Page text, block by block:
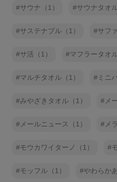
サウナ（1） サウナタオ
サステナブル（1） サフ
サ活（1） マフラータオ
マルチタオル（1） ミニ
みやざきタオル（1） メ
メールニュース（1） メ
モウカワイターノ（1）
モッフル（1） やわらか